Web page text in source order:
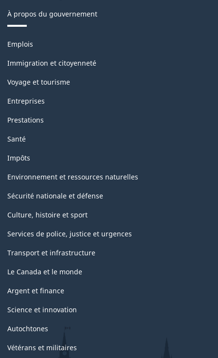
À propos du gouvernement
Thèmes
sujets
Emplois
Immigration et citoyenneté
Voyage et tourisme
Entreprises
Prestations
Santé
Impôts
Environnement et ressources naturelles
Sécurité nationale et défense
Culture, histoire et sport
Services de police, justice et urgences
Transport et infrastructure
Le Canada et le monde
Argent et finance
Science et innovation
Autochtones
Vétérans et militaires